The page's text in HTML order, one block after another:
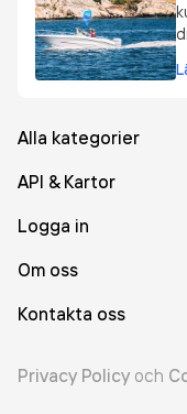
Alla kategorier
API & Kartor
Logga in
Om oss
Kontakta oss
Privacy Policy och